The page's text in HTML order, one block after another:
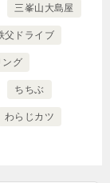
三峯山大島屋
父ドライブ
ング
ちちぶ
わらじカツ